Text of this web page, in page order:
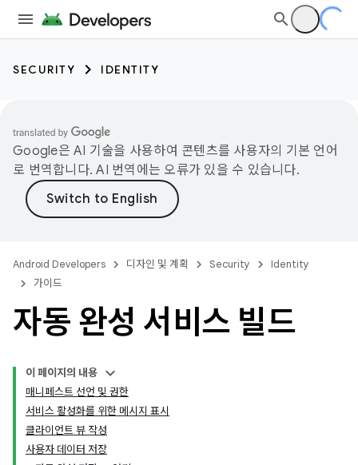
SECURITY IDENTITY
Google은 AI 기술을 사용하여 콘텐츠를 사용자의 기본 언어
로 번역합니다. AI 번역에는 오류가 있을 수 있습니다.
Android Developers 디자인 및 계획 Security
Identity
가이드
자동 완성 서비스 빌드
이 페이지의 내용
매니페스트 선언 및 권한
서비스 활성화를 위한 메시지 표시
클라이언트 뷰 작성
사용자 데이터 저장